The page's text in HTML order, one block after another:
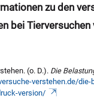
zu den
bei Tierversuchen
(o. D.). Die
verstehen.de/die-
version/